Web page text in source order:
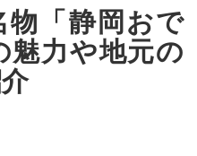
物「静岡おで
魅力や地元の